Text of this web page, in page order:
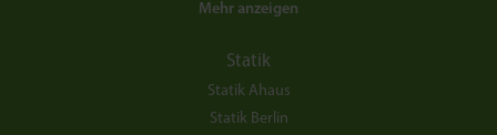
Mehr anzeigen
Statik
Statik Ahaus
Statik Berlin